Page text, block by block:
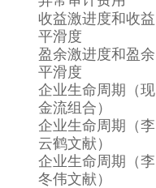
收益激进度和收益
平滑度
盈余激进度和盈余
平滑度
企业生命周期（现
金流组合）
企业生命周期（李
云鹤文献）
企业生命周期（李
冬伟文献）